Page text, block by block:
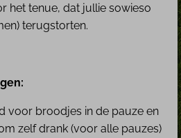
het tenue, dat jullie sowieso
terugstorten.
voor broodjes in de pauze en
zelf drank (voor alle pauzes)